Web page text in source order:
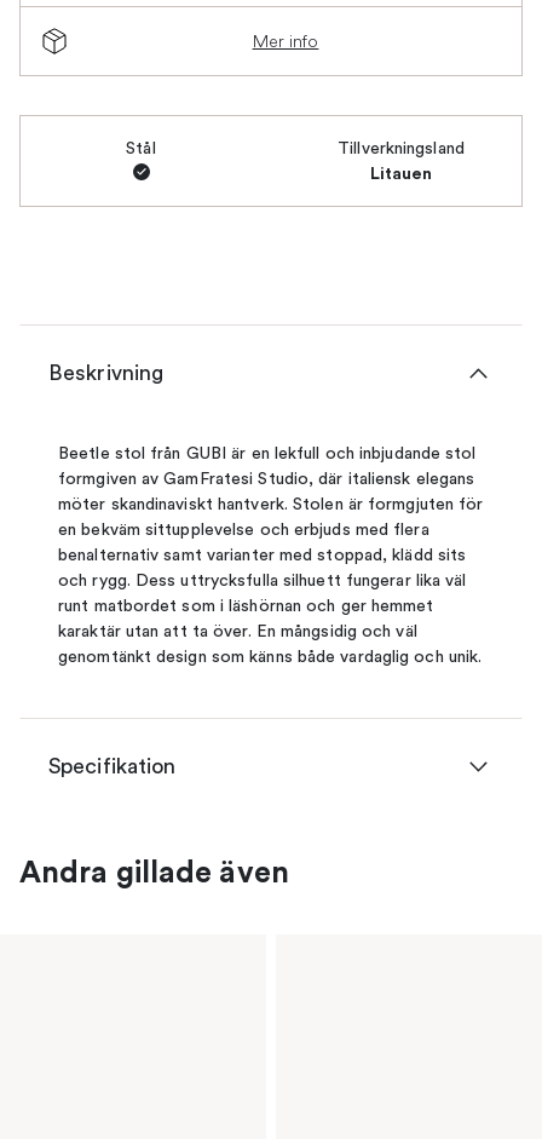
Mer info
Stål Tillverkningsland
Litauen
Beskrivning
Beetle stol från GUBI är en lekfull och inbjudande stol
formgiven av GamFratesi Studio, där italiensk elegans
möter skandinaviskt hantverk. Stolen är formgjuten för
en bekväm sittupplevelse och erbjuds med flera
benalternativ samt varianter med stoppad, klädd sits
och rygg. Dess uttrycksfulla silhuett fungerar lika väl
runt matbordet som i läshörnan och ger hemmet
karaktär utan att ta över. En mångsidig och väl
genomtänkt design som känns både vardaglig och unik.
Specifikation
Andra gillade även